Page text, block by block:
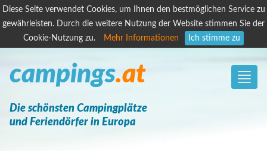
Diese Seite verwendet Cookies, um Ihnen den bestmöglichen Service zu
gewährleisten. Durch die weitere Nutzung der Website stimmen Sie der
Cookie-Nutzung zu.
Mehr Informationen Ich stimme zu
Toggle
campings.at
Die schönsten Campingplätze
und Feriendörfer in Europa